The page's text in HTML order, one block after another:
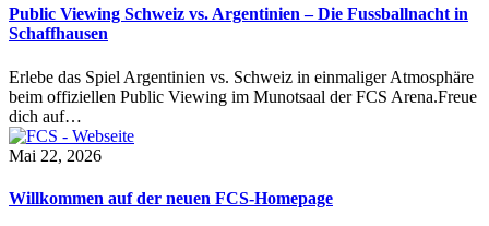
Public Viewing Schweiz vs. Argentinien – Die Fussballnacht in
Schaffhausen
Erlebe das Spiel Argentinien vs. Schweiz in einmaliger Atmosphäre
beim offiziellen Public Viewing im Munotsaal der FCS Arena.Freue
dich auf…
Mai 22, 2026
Willkommen auf der neuen FCS-Homepage